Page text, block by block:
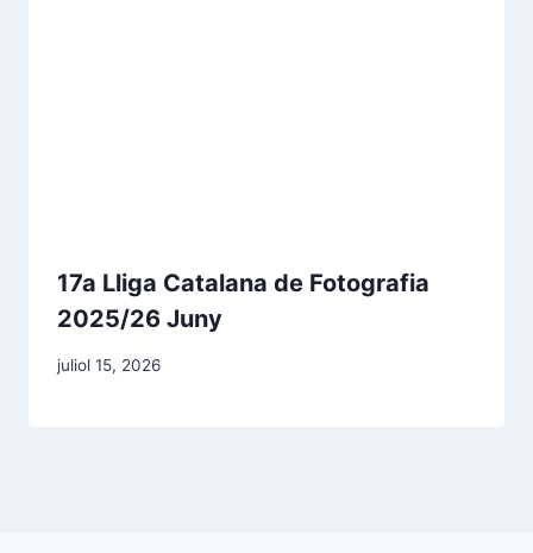
17a Lliga Catalana de Fotografia
2025/26 Juny
juliol 15, 2026